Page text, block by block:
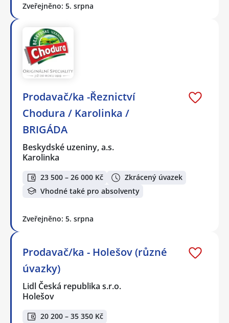
Zveřejněno: 5. srpna
Prodavač/ka -Řeznictví
Chodura / Karolinka /
BRIGÁDA
Beskydské uzeniny, a.s.
Karolinka
23 500 – 26 000 Kč
Zkrácený úvazek
Vhodné také pro absolventy
Zveřejněno: 5. srpna
Prodavač/ka - Holešov (různé
úvazky)
Lidl Česká republika s.r.o.
Holešov
20 200 – 35 350 Kč